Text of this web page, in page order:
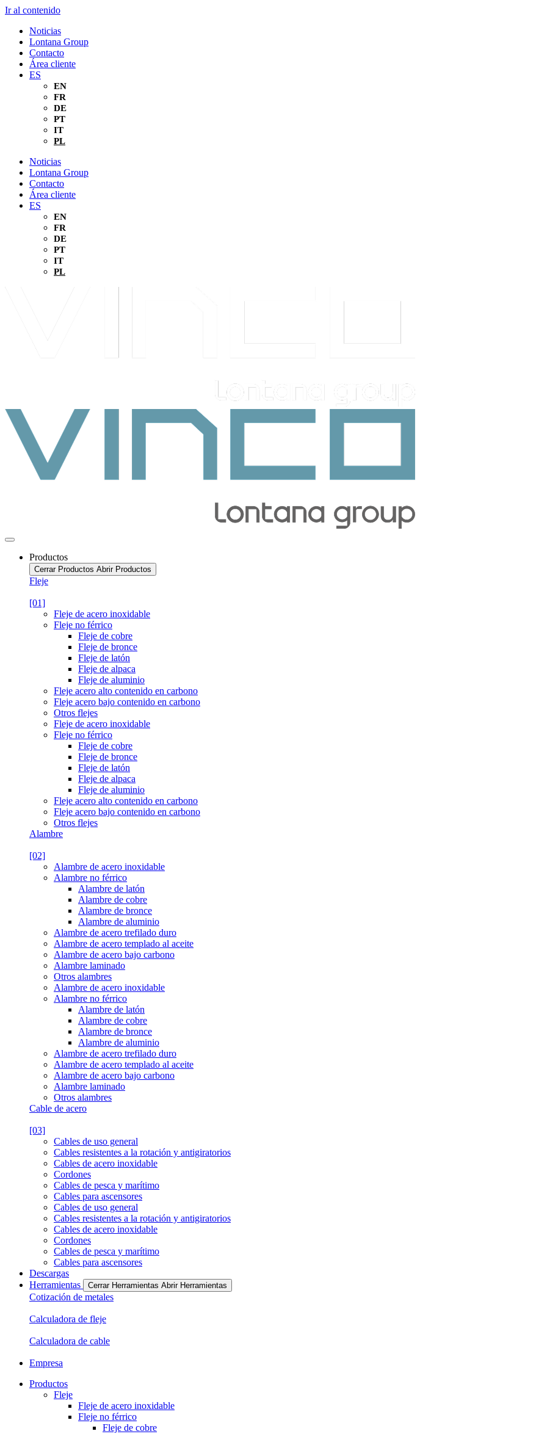
Ir al contenido
Noticias
Lontana Group
Contacto
Área cliente
ES
EN
FR
DE
PT
IT
PL
Noticias
Lontana Group
Contacto
Área cliente
ES
EN
FR
DE
PT
IT
PL
Productos
Cerrar Productos Abrir Productos
Fleje
[01]
Fleje de acero inoxidable
Fleje no férrico
Fleje de cobre
Fleje de bronce
Fleje de latón
Fleje de alpaca
Fleje de aluminio
Fleje acero alto contenido en carbono
Fleje acero bajo contenido en carbono
Otros flejes
Fleje de acero inoxidable
Fleje no férrico
Fleje de cobre
Fleje de bronce
Fleje de latón
Fleje de alpaca
Fleje de aluminio
Fleje acero alto contenido en carbono
Fleje acero bajo contenido en carbono
Otros flejes
Alambre
[02]
Alambre de acero inoxidable
Alambre no férrico
Alambre de latón
Alambre de cobre
Alambre de bronce
Alambre de aluminio
Alambre de acero trefilado duro
Alambre de acero templado al aceite
Alambre de acero bajo carbono
Alambre laminado
Otros alambres
Alambre de acero inoxidable
Alambre no férrico
Alambre de latón
Alambre de cobre
Alambre de bronce
Alambre de aluminio
Alambre de acero trefilado duro
Alambre de acero templado al aceite
Alambre de acero bajo carbono
Alambre laminado
Otros alambres
Cable de acero
[03]
Cables de uso general
Cables resistentes a la rotación y antigiratorios
Cables de acero inoxidable
Cordones
Cables de pesca y marítimo
Cables para ascensores
Cables de uso general
Cables resistentes a la rotación y antigiratorios
Cables de acero inoxidable
Cordones
Cables de pesca y marítimo
Cables para ascensores
Descargas
Herramientas
Cerrar Herramientas Abrir Herramientas
Cotización de metales
Calculadora de fleje
Calculadora de cable
Empresa
Productos
Fleje
Fleje de acero inoxidable
Fleje no férrico
Fleje de cobre